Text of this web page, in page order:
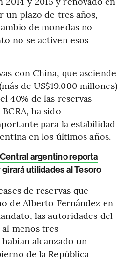
un plazo de tres años,
de monedas no
no se activen esos
con China, que asciende
de US$19.000 millones)
40% de las reservas
ha sido
para la estabilidad
en los últimos años.
argentino reporta
utilidades al Tesoro
de reservas que
de Alberto Fernández en
las autoridades del
menos tres
alcanzado un
de la República